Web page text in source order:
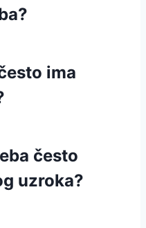
ima
često
uzroka?